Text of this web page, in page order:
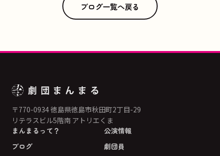
ブログ一覧へ戻る
〒770-0934 徳島県徳島市秋田町2丁目-29
リテラスビル5階南 アトリエくま
まんまるって？
公演情報
ブログ
劇団員